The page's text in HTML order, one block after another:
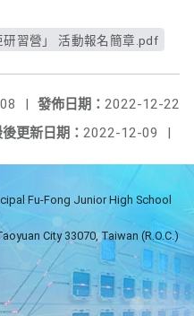
研習營」 活動報名簡章.pdf
發佈日期： 2022-12-22
|
更新日期： 2022-12-09 |
Fu-Fong Junior High School
City 33070, Taiwan (R.O.C.)